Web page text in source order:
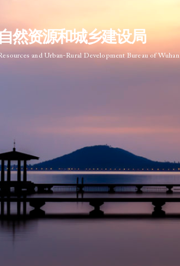
然资源和城乡建设局
and Urban-Rural Development Bureau of Wuhan